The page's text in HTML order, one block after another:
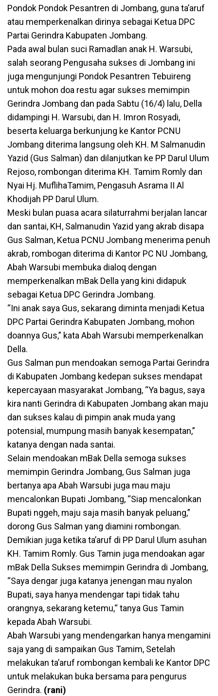
Pondok Pondok Pesantren di Jombang, guna ta’aruf
atau memperkenalkan dirinya sebagai Ketua DPC
Partai Gerindra Kabupaten Jombang.
Pada awal bulan suci Ramadlan anak H. Warsubi,
salah seorang Pengusaha sukses di Jombang ini
juga mengunjungi Pondok Pesantren Tebuireng
untuk mohon doa restu agar sukses memimpin
Gerindra Jombang dan pada Sabtu (16/4) lalu, Della
didampingi H. Warsubi, dan H. Imron Rosyadi,
beserta keluarga berkunjung ke Kantor PCNU
Jombang diterima langsung oleh KH. M Salmanudin
Yazid (Gus Salman) dan dilanjutkan ke PP Darul Ulum
Rejoso, rombongan diterima KH. Tamim Romly dan
Nyai Hj. MuflihaTamim, Pengasuh Asrama II Al
Khodijah PP Darul Ulum.
Meski bulan puasa acara silaturrahmi berjalan lancar
dan santai, KH, Salmanudin Yazid yang akrab disapa
Gus Salman, Ketua PCNU Jombang menerima penuh
akrab, rombogan diterima di Kantor PC NU Jombang,
Abah Warsubi membuka dialoq dengan
memperkenalkan mBak Della yang kini didapuk
sebagai Ketua DPC Gerindra Jombang.
“Ini anak saya Gus, sekarang diminta menjadi Ketua
DPC Partai Gerindra Kabupaten Jombang, mohon
doannya Gus,” kata Abah Warsubi memperkenalkan
Della.
Gus Salman pun mendoakan semoga Partai Gerindra
di Kabupaten Jombang kedepan sukses mendapat
kepercayaan masyarakat Jombang, “Ya bagus, saya
kira nanti Gerindra di Kabupaten Jombang akan maju
dan sukses kalau di pimpin anak muda yang
potensial, mumpung masih banyak kesempatan,”
katanya dengan nada santai.
Selain mendoakan mBak Della semoga sukses
memimpin Gerindra Jombang, Gus Salman juga
bertanya apa Abah Warsubi juga mau maju
mencalonkan Bupati Jombang, “Siap mencalonkan
Bupati nggeh, maju saja masih banyak peluang,”
dorong Gus Salman yang diamini rombongan.
Demikian juga ketika ta’aruf di PP Darul Ulum asuhan
KH. Tamim Romly. Gus Tamin juga mendoakan agar
mBak Della Sukses memimpin Gerindra di Jombang,
“Saya dengar juga katanya jenengan mau nyalon
Bupati, saya hanya mendengar tapi tidak tahu
orangnya, sekarang ketemu,“ tanya Gus Tamin
kepada Abah Warsubi.
Abah Warsubi yang mendengarkan hanya mengamini
saja yang di sampaikan Gus Tamim, Setelah
melakukan ta’aruf rombongan kembali ke Kantor DPC
untuk melakukan buka bersama para pengurus
Gerindra. (rani)